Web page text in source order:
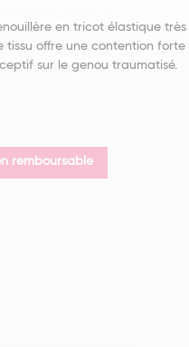
en tricot élastique très
tissu offre une contention forte
sur le genou traumatisé.
remboursable